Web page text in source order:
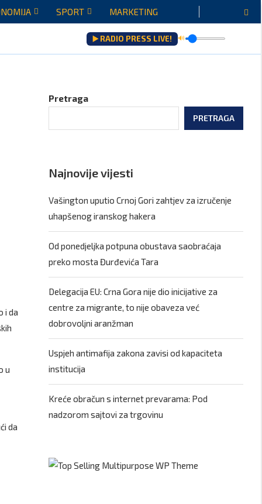
SPORT MARKETING
▶️ RADIO PRESS LIVE! 🔊
i da
u
da
Pretraga
PRETRAGA
Najnovije vijesti
Vašington uputio Crnoj Gori zahtjev za izručenje
uhapšenog iranskog hakera
Od ponedjeljka potpuna obustava saobraćaja
preko mosta Đurđevića Tara
Delegacija EU: Crna Gora nije dio inicijative za
centre za migrante, to nije obaveza već
dobrovoljni aranžman
Uspjeh antimafija zakona zavisi od kapaciteta
institucija
Kreće obračun s internet prevarama: Pod
nadzorom sajtovi za trgovinu